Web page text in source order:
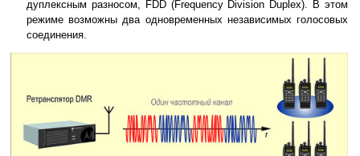
дуплексным разносом, FDD (Frequency Division Duplex). В этом
режиме возможны два одновременных независимых голосовых
соединения.